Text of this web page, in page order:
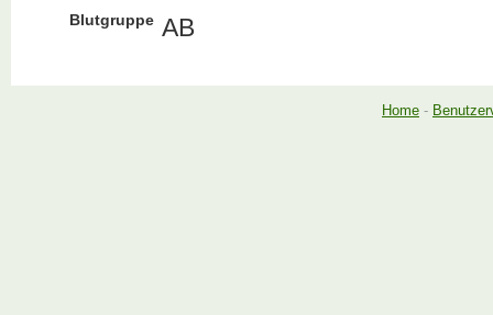
Blutgruppe AB
Home -